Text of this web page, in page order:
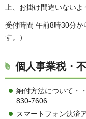
上、お掛け間違いないよ
受付時間 午前8時30分か
す。）
個人事業税・
納付方法について・
830-7606
スマートフォン決済